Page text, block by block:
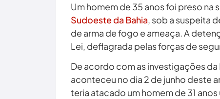
Um homem de 35 anos foi preso na
Sudoeste da Bahia, sob a suspeita
de arma de fogo e ameaça. A
Lei, deflagrada pelas forças de
De acordo com as investigações da
aconteceu no dia 2 de junho deste
teria atacado um homem de 31